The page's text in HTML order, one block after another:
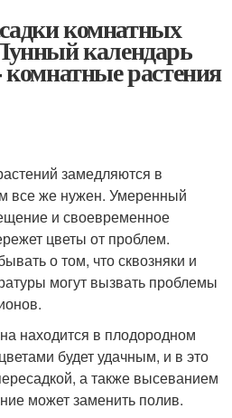
комнатных
календарь
комнатные растения
замедляются в
все же нужен. Умеренный
и своевременное
цветы от проблем.
о том, что сквозняки и
могут вызвать проблемы
находится в плодородном
будет удачным, и в это
а также высеванием
может заменить полив.